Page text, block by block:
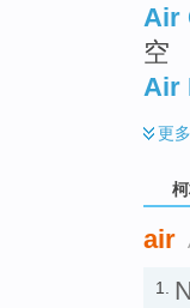
Air
空
Air
更多
air
1.